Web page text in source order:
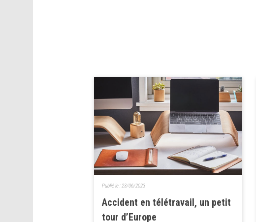
Accident en télétravail, un petit
tour d’Europe
Publié le :23/06/2023